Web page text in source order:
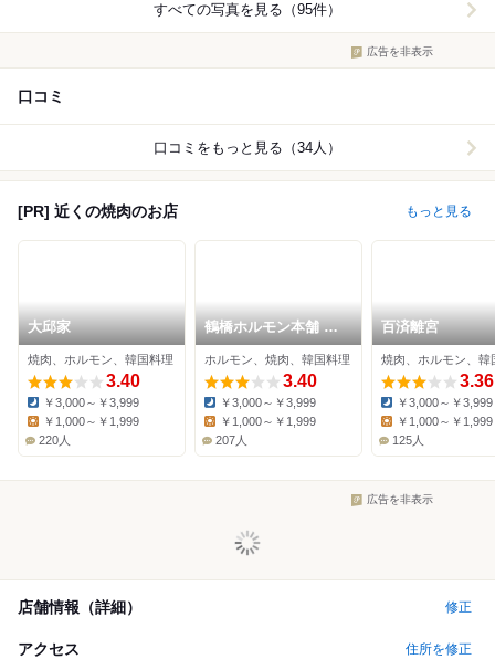
すべての写真を見る（95件）
広告を非表示
口コミ
口コミをもっと見る（34人）
[PR] 近くの焼肉のお店 もっと見る
大邱家
焼肉、ホルモン、韓国料理
3.40
Dinner:
￥3,000～￥3,999
￥1,000～￥1,999
220人
鶴橋ホルモン本舗 本
店
ホルモン、焼肉、韓国料理
3.40
Dinner:
￥3,000～￥3,999
￥1,000～￥1,999
207人
百済離宮
焼肉、ホルモン、韓
3.36
Dinner:
￥3,000～￥3,999
￥1,000～￥1,999
125人
広告を非表示
店舗情報（詳細） 修正
アクセス 住所を修正